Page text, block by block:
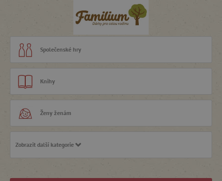
Společenské hry
Knihy
Ženy ženám
Výprodej -50 %
Zobrazit další kategorie